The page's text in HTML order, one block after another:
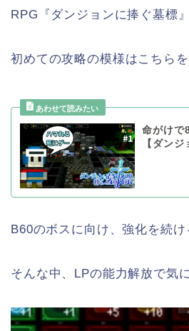
RPG『ダンジョンに捧ぐ墓標
初めての攻略の模様はこちらを
命がけで
【ダン
B60のボスに向け、強化を続け
そんな中、LPの能力解放で気